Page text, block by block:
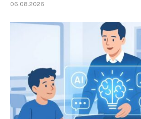
06.08.2026